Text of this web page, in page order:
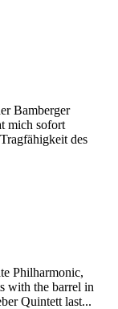
Bamberger
mich sofort
des
Philharmonic,
with the barrel in
Quintett last...